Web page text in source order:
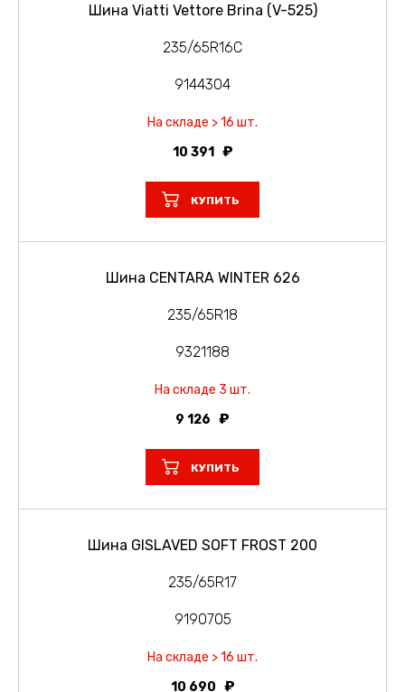
Шина Viatti Vettore Brina (V-525)
235/65R16C
9144304
На складе > 16 шт.
10 391
КУПИТЬ
Шина CENTARA WINTER 626
235/65R18
9321188
На складе 3 шт.
9 126
КУПИТЬ
Шина GISLAVED SOFT FROST 200
235/65R17
9190705
На складе > 16 шт.
10 690